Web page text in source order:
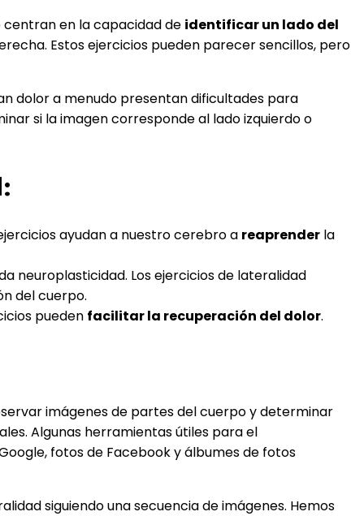
en la capacidad de identificar un lado del
Estos ejercicios pueden parecer sencillos, pero
dolor a menudo presentan dificultades para
si la imagen corresponde al lado izquierdo o
:
ayudan a nuestro cerebro a reaprender la
neuroplasticidad. Los ejercicios de lateralidad
del cuerpo.
pueden facilitar la recuperación del dolor.
imágenes de partes del cuerpo y determinar
Algunas herramientas útiles para el
fotos de Facebook y álbumes de fotos
siguiendo una secuencia de imágenes. Hemos